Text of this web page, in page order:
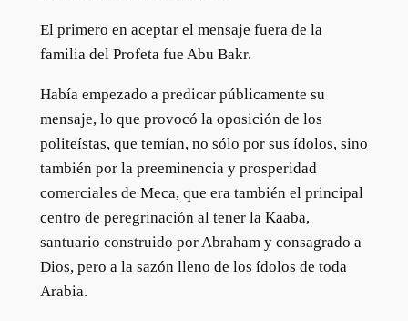
El primero en aceptar el mensaje fuera de la
familia del Profeta fue Abu Bakr.
Había empezado a predicar públicamente su
mensaje, lo que provocó la oposición de los
politeístas, que temían, no sólo por sus ídolos, sino
también por la preeminencia y prosperidad
comerciales de Meca, que era también el principal
centro de peregrinación al tener la Kaaba,
santuario construido por Abraham y consagrado a
Dios, pero a la sazón lleno de los ídolos de toda
Arabia.